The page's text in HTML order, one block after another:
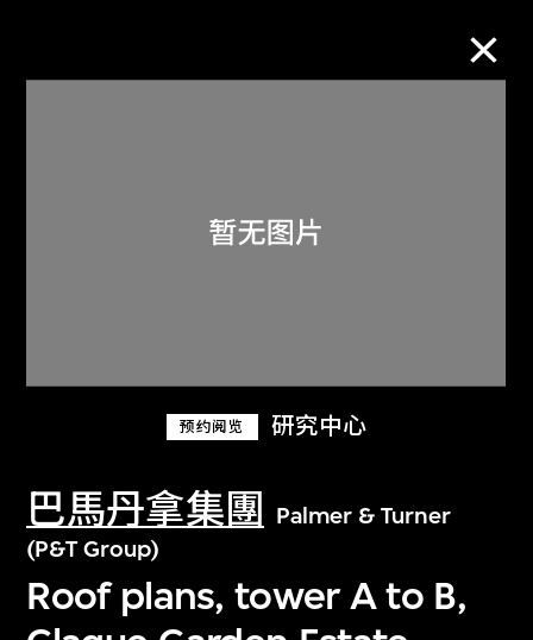
预约阅览 研究中心
巴馬丹拿集團
Palmer & Turner
(P&T Group)
Roof plans, tower A to B,
关于M+藏品
探索世界顶级的二十及二十一世纪视觉
文化藏品。